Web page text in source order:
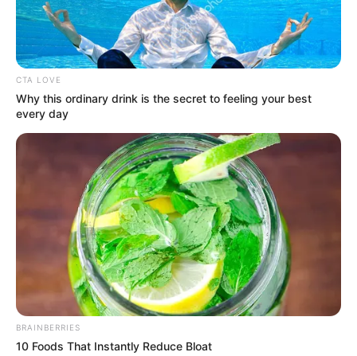
CTA LOVE
Why this ordinary drink is the secret to feeling your best
every day
BRAINBERRIES
10 Foods That Instantly Reduce Bloat